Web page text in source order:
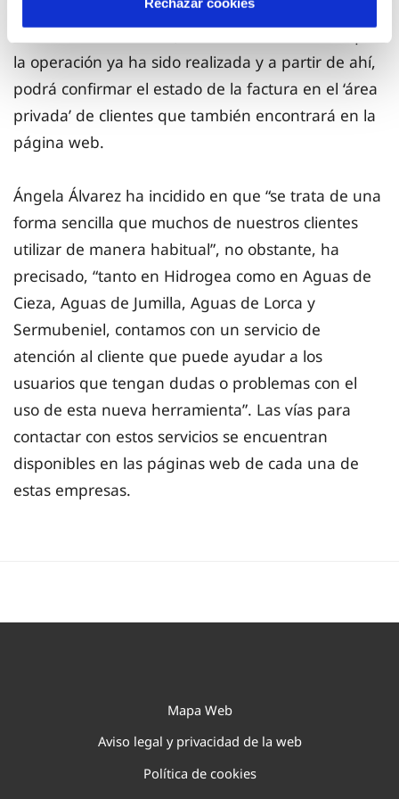
pago se realizará a través de la plataforma
electrónica. Por último, se informará al cliente que
la operación ya ha sido realizada y a partir de ahí,
podrá confirmar el estado de la factura en el ‘área
privada’ de clientes que también encontrará en la
página web.
Ángela Álvarez ha incidido en que “se trata de una
forma sencilla que muchos de nuestros clientes
utilizar de manera habitual”, no obstante, ha
precisado, “tanto en Hidrogea como en Aguas de
Cieza, Aguas de Jumilla, Aguas de Lorca y
Sermubeniel, contamos con un servicio de
atención al cliente que puede ayudar a los
usuarios que tengan dudas o problemas con el
uso de esta nueva herramienta”. Las vías para
contactar con estos servicios se encuentran
disponibles en las páginas web de cada una de
estas empresas.
Mapa Web
Aviso legal y privacidad de la web
Política de cookies